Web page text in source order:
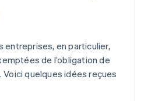
entreprises, en particulier,
de l’obligation de
quelques idées reçues